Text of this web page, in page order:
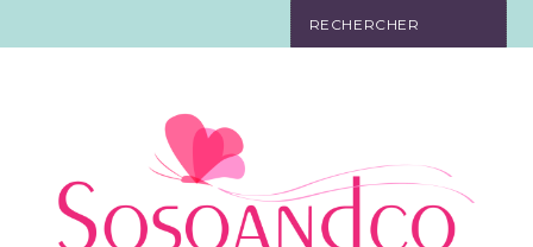
SO EN FORME